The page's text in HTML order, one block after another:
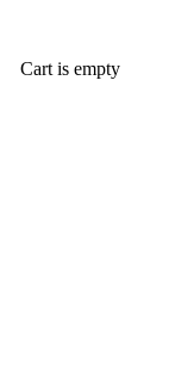
Cart is empty